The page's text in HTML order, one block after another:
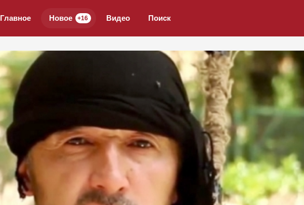
Главное Новое +16 Видео Поиск